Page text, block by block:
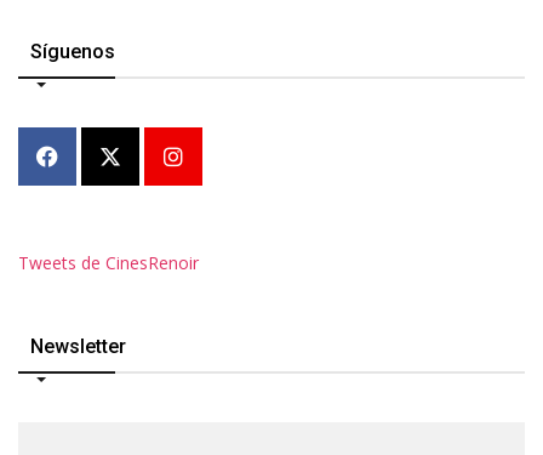
Síguenos
Tweets de CinesRenoir
Newsletter